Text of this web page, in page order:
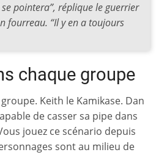
pointera”, réplique le guerrier
fourreau. “Il y en a toujours
chaque groupe
Keith le Kamikase. Dan
de casser sa pipe dans
jouez ce scénario depuis
sont au milieu de